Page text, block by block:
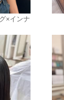
×インナ